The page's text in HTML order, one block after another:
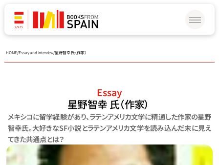
HOME/Essay and Interview/星野智幸 氏（作家）
Essay
星野智幸 氏（作家）
メキシコに留学経験があり、ラテンアメリカ文学に精通した作家の星野
智幸氏。大好きなSF小説とラテンアメリカ文学を読み込んだ末に見え
てきた共通点とは？